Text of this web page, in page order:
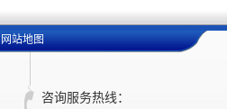
网站地图
咨询服务热线：